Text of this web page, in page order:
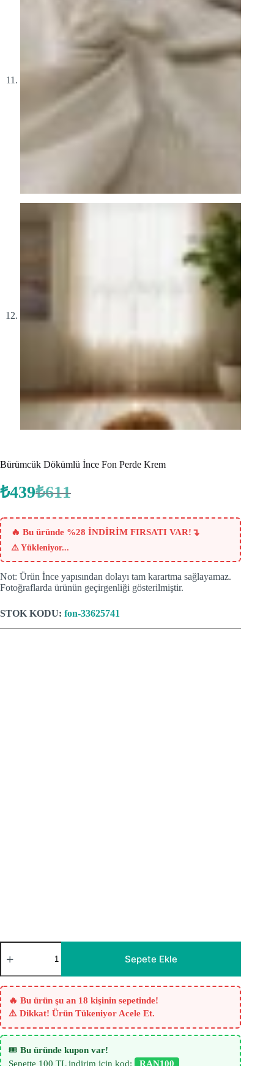
Bürümcük Dökümlü İnce Fon Perde Krem
₺611
Orijinal
₺611.
₺439Şu
fiyat:
₺439.
🔥 Bu üründe %28 İNDİRİM FIRSATI VAR! ↴
⚠️ Yükleniyor...
Not: Ürün İnce yapısından dolayı tam karartma sağlayamaz.
Fotoğraflarda ürünün geçirgenliği gösterilmiştir.
STOK KODU: fon-33625741
Bürümcük
Dökümlü
Fon
Perde
Krem
adet
Sepete Ekle
🔥 Bu ürün şu an 18 kişinin sepetinde!
⚠️ Dikkat! Ürün Tükeniyor Acele Et.
🎟️ Bu üründe kupon var!
Sepette 100 TL indirim için kod:
RAN100